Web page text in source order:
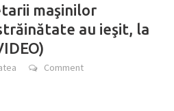
maşinilor
au ieşit, la
Comment